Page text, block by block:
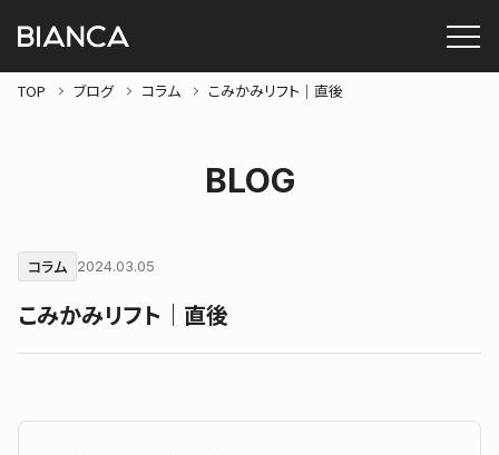
TOP ブログ コラム こみかみリフト｜直後
BLOG
コラム 2024.03.05
こみかみリフト｜直後